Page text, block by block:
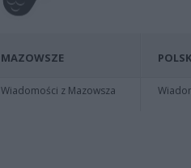
MAZOWSZE
Wiadomości z Mazowsza